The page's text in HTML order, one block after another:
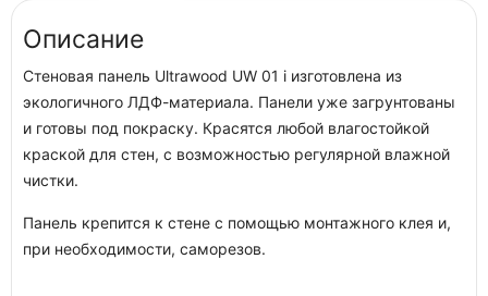
Описание
Стеновая панель Ultrawood UW 01 i изготовлена из
экологичного ЛДФ-материала. Панели уже загрунтованы
и готовы под покраску. Красятся любой влагостойкой
краской для стен, с возможностью регулярной влажной
чистки.
Панель крепится к стене с помощью монтажного клея и,
при необходимости, саморезов.